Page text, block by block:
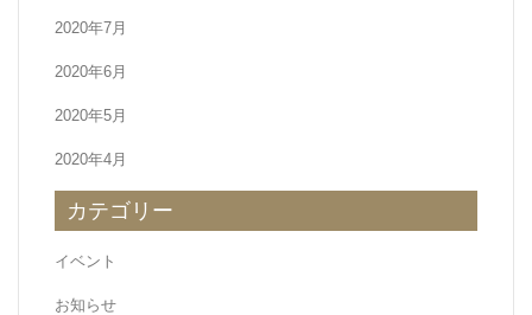
2020年7月
2020年6月
2020年5月
2020年4月
カテゴリー
イベント
お知らせ